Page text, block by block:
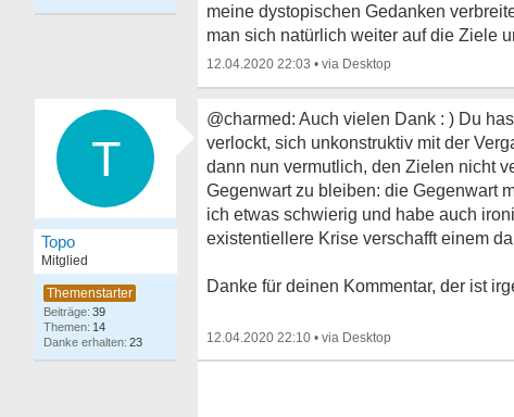
meine dystopischen Gedanken
man sich natürlich weiter auf die Ziele
12.04.2020 22:03 •
T
Topo
Mitglied
39
14
23
@charmed: Auch vielen Dank : ) Du
verlockt, sich unkonstruktiv mit der
dann nun vermutlich, den Zielen nicht
Gegenwart zu bleiben: die Gegenwart
ich etwas schwierig und habe auch
existentiellere Krise verschafft einem
Danke für deinen Kommentar, der ist
12.04.2020 22:10 •